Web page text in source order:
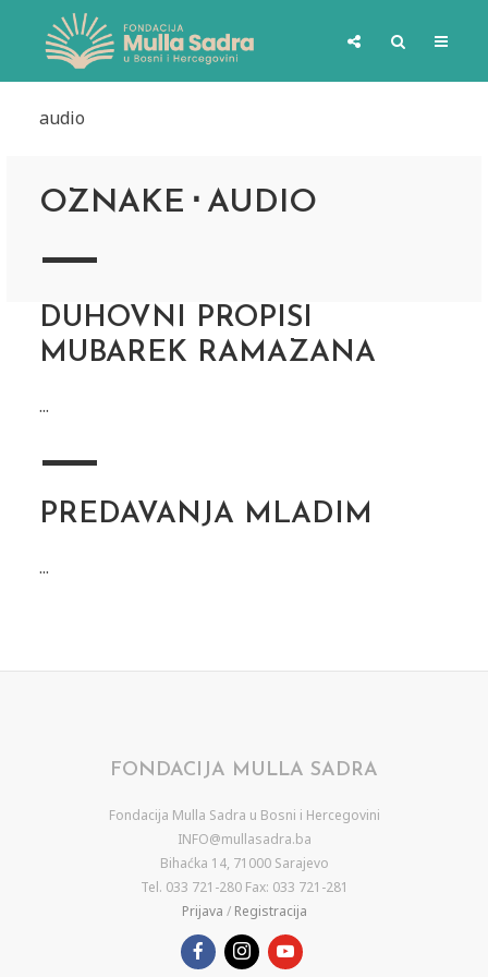
audio
OZNAKE AUDIO
DUHOVNI PROPISI
MUBAREK RAMAZANA
...
PREDAVANJA MLADIM
...
FONDACIJA MULLA SADRA
Fondacija Mulla Sadra u Bosni i Hercegovini
INFO@mullasadra.ba
Bihaćka 14, 71000 Sarajevo
Tel. 033 721-280 Fax: 033 721-281
Prijava / Registracija